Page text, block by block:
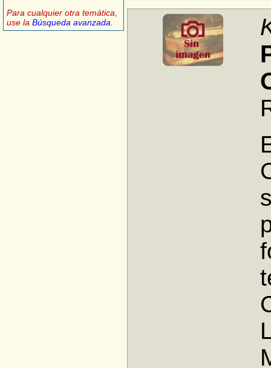
Para cualquier otra temática,
use la Búsqueda avanzada